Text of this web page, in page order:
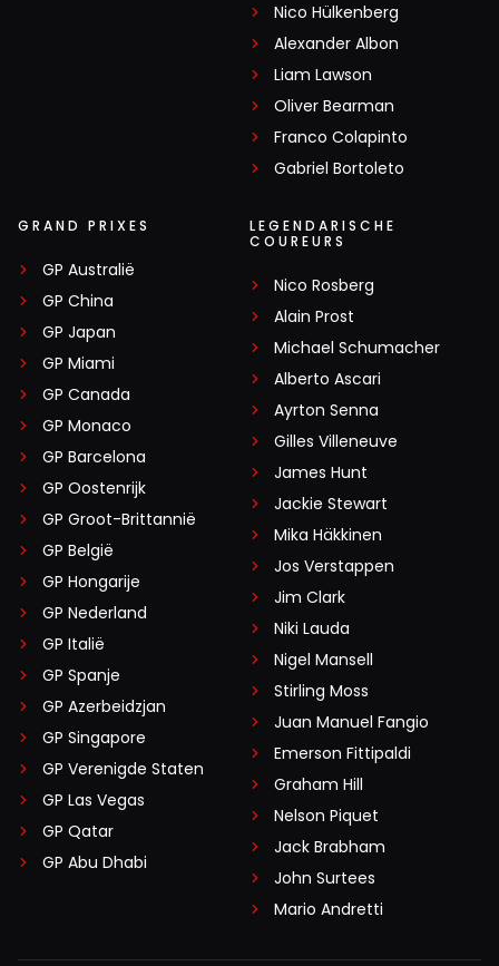
Nico Hülkenberg
Alexander Albon
Liam Lawson
Oliver Bearman
Franco Colapinto
Gabriel Bortoleto
GRAND PRIXES
GP Australië
GP China
GP Japan
GP Miami
GP Canada
GP Monaco
GP Barcelona
GP Oostenrijk
GP Groot-Brittannië
GP België
GP Hongarije
GP Nederland
GP Italië
GP Spanje
GP Azerbeidzjan
GP Singapore
GP Verenigde Staten
GP Las Vegas
GP Qatar
GP Abu Dhabi
LEGENDARISCHE
COUREURS
Nico Rosberg
Alain Prost
Michael Schumacher
Alberto Ascari
Ayrton Senna
Gilles Villeneuve
James Hunt
Jackie Stewart
Mika Häkkinen
Jos Verstappen
Jim Clark
Niki Lauda
Nigel Mansell
Stirling Moss
Juan Manuel Fangio
Emerson Fittipaldi
Graham Hill
Nelson Piquet
Jack Brabham
John Surtees
Mario Andretti